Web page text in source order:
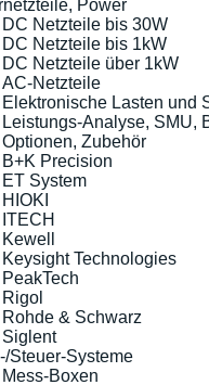
Power
DC Netzteile bis 30W
DC Netzteile bis 1kW
DC Netzteile über 1kW
AC-Netzteile
Elektronische Lasten und
Leistungs-Analyse, SMU,
Optionen, Zubehör
B+K Precision
ET System
HIOKI
ITECH
Kewell
Keysight Technologies
PeakTech
Rigol
Rohde & Schwarz
Siglent
Steuer-Systeme
Mess-Boxen